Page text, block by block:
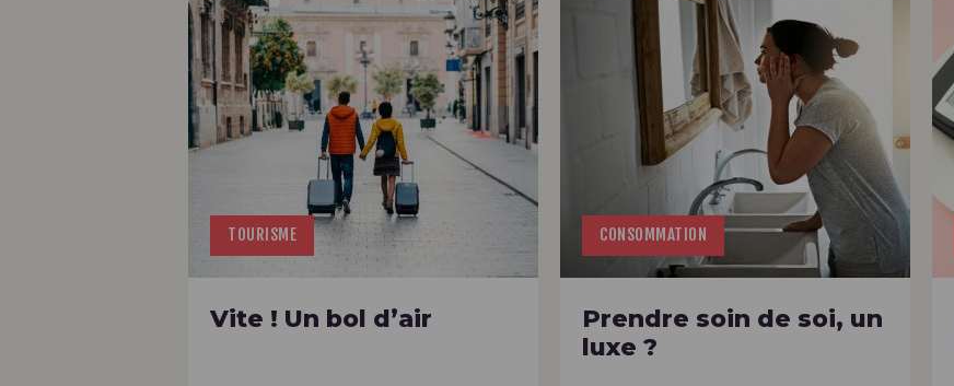
TOURISME
Vite ! Un bol d’air
CONSOMMATION
Prendre soin de soi, un
luxe ?